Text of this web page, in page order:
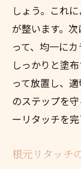
しょう。これ
が整います。
って、均一に
しっかりと塗
って放置し、
のステップを
ーリタッチを完
根元リタッチ